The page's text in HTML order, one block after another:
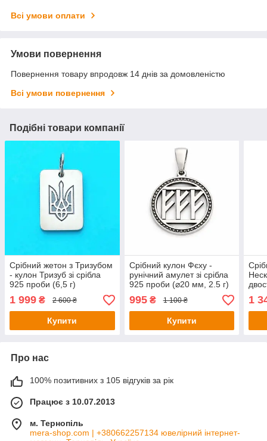
Всі умови оплати
Умови повернення
Повернення товару впродовж 14 днів за домовленістю
Всі умови повернення
Подібні товари компанії
Срібний жетон з Тризубом
- кулон Тризуб зі срібла
925 проби (6,5 г)
1 999 ₴ 2 600 ₴
Купити
Срібний кулон Фєху -
рунічний амулет зі срібла
925 проби (⌀20 мм, 2.5 г)
995₴ 1 100 ₴
Купити
мм,
1
Про нас
100% позитивних з 105 відгуків за рік
Працює з 10.07.2013
м. Тернопіль
mera-shop.com | +380662257134 ювелірний інтернет-